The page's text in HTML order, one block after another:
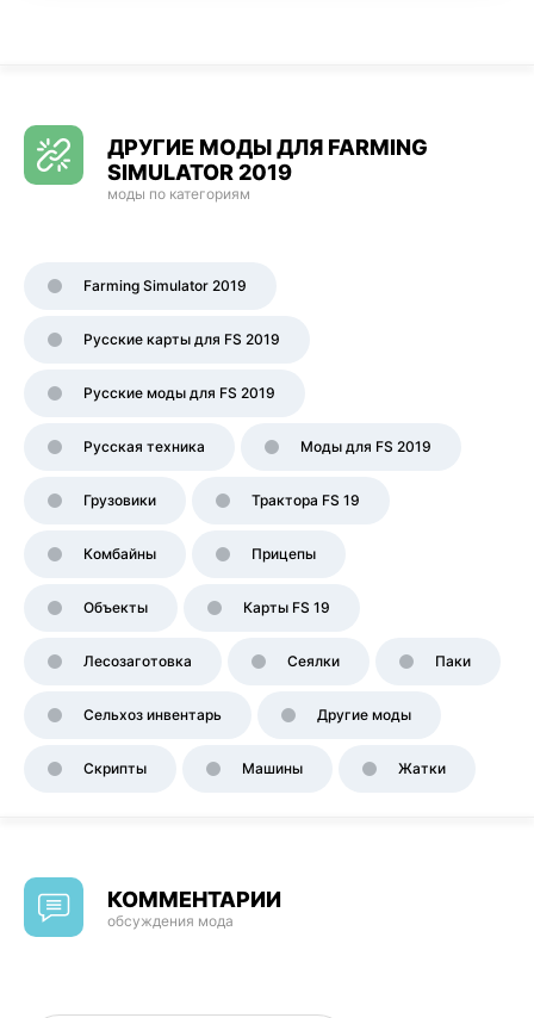
ДРУГИЕ МОДЫ ДЛЯ FARMING
SIMULATOR 2019
моды по категориям
Farming Simulator 2019
Русские карты для FS 2019
Русские моды для FS 2019
Русская техника Моды для FS 2019
Грузовики Трактора FS 19
Комбайны Прицепы
Объекты Карты FS 19
Лесозаготовка Сеялки Паки
Сельхоз инвентарь Другие моды
Скрипты Машины Жатки
КОММЕНТАРИИ
обсуждения мода